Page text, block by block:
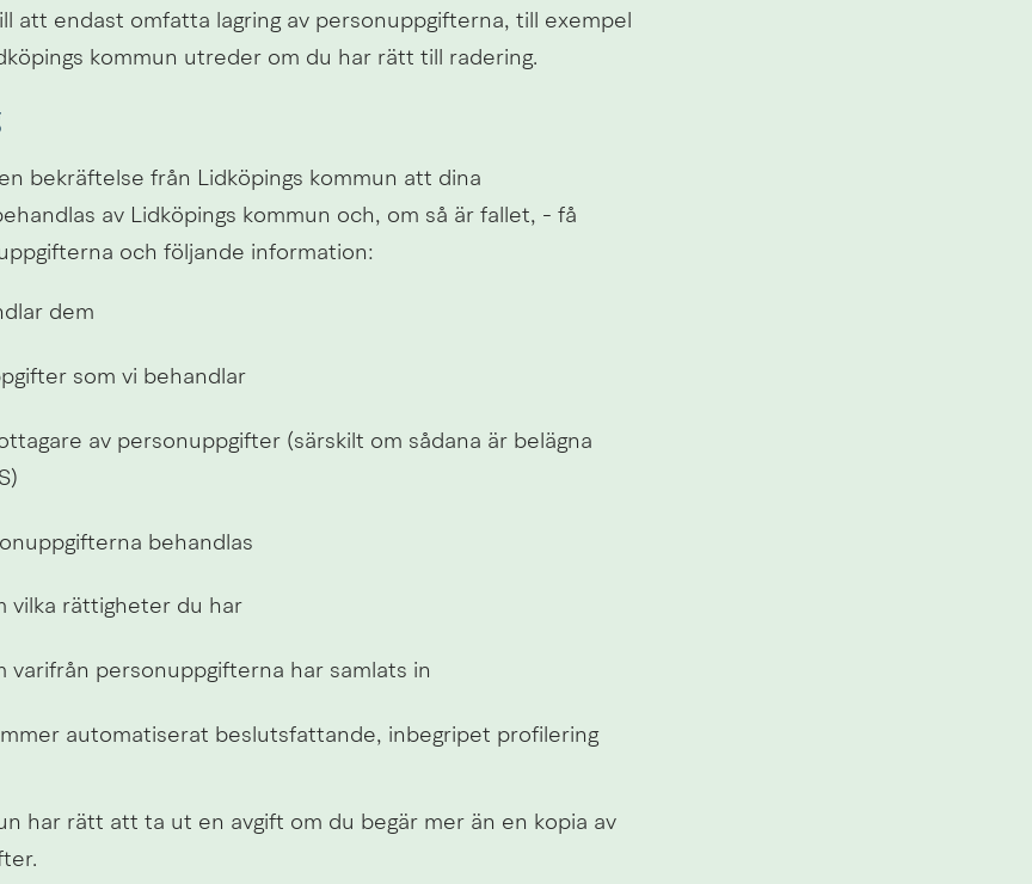
att endast omfatta lagring av personuppgifterna, till exempel
kommun utreder om du har rätt till radering.
bekräftelse från Lidköpings kommun att dina
av Lidköpings kommun och, om så är fallet, - få
och följande information:
dem
som vi behandlar
av personuppgifter (särskilt om sådana är belägna
behandlas
vilka rättigheter du har
varifrån personuppgifterna har samlats in
automatiserat beslutsfattande, inbegripet profilering
har rätt att ta ut en avgift om du begär mer än en kopia av